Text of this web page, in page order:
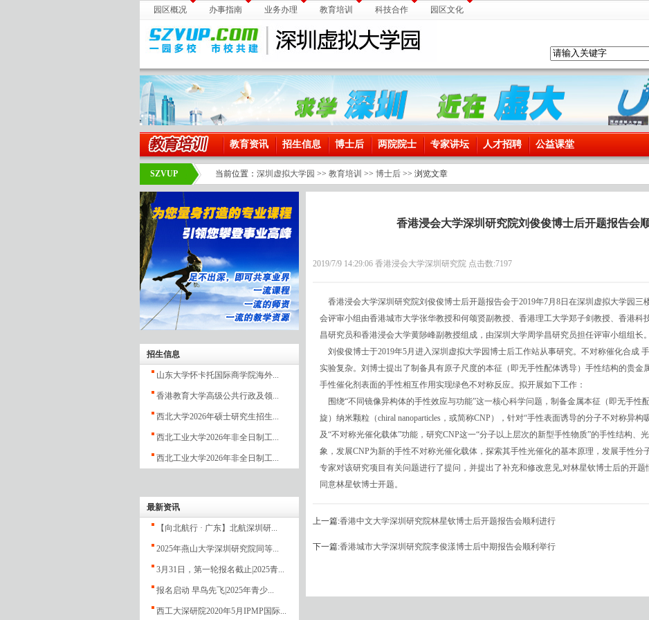
园区概况 办事指南 业务办理 教育培训 科技合作 园区文化
教育资讯 招生信息 博士后 两院院士 专家讲坛 人才招聘 公益课堂
SZVUP 当前位置： 深圳虚拟大学园 >> 教育培训 >> 博士后 >> 浏览文章
招生信息
山东大学怀卡托国际商学院海外...
香港教育大学高级公共行政及领...
西北大学2026年硕士研究生招生...
西北工业大学2026年非全日制工...
西北工业大学2026年非全日制工...
最新资讯
【向北航行 · 广东】北航深圳研...
2025年燕山大学深圳研究院同等...
3月31日，第一轮报名截止|2025青...
报名启动 早鸟先飞|2025年青少...
西工大深研院2020年5月IPMP国际...
香港浸会大学深圳研究院刘俊俊博士后开题报告会
2019/7/9 14:29:06 香港浸会大学深圳研究院 点击数:7197
香港浸会大学深圳研究院刘俊俊博士后开题报告会于2019年7月8日在深圳虚拟大学园三
会评审小组由香港城市大学张华教授和何颂贤副教授、香港理工大学郑子剑教授、香港科
昌研究员和香港浸会大学黄陟峰副教授组成，由深圳大学周学昌研究员担任评审小组组长。
刘俊俊博士于2019年5月进入深圳虚拟大学园博士后工作站从事研究。不对称催化合成
实验复杂。刘博士提出了制备具有原子尺度的本征（即无手性配体诱导）手性结构的贵金
手性催化剂表面的手性相互作用实现绿色不对称反应。拟开展如下工作：
围绕“不同镜像异构体的手性效应与功能”这一核心科学问题，制备金属本征（即无手性
旋）纳米颗粒（chiral nanoparticles，或简称CNP），针对“手性表面诱导的分子不对称异构
及“不对称光催化载体”功能，研究CNP这一“分子以上层次的新型手性物质”的手性结构、
象，发展CNP为新的手性不对称光催化载体，探索其手性光催化的基本原理，发展手性分
专家对该研究项目有关问题进行了提问，并提出了补充和修改意见,对林星钦博士后的开
同意林星钦博士开题。
上一篇:香港中文大学深圳研究院林星钦博士后开题报告会顺利进行
下一篇:香港城市大学深圳研究院李俊漾博士后中期报告会顺利举行